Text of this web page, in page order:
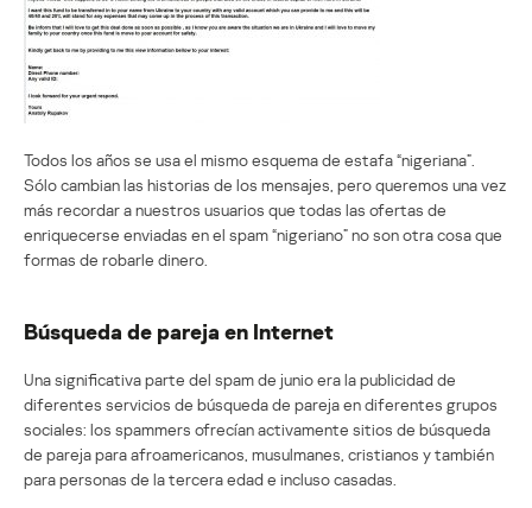
Todos los años se usa el mismo esquema de estafa “nigeriana”.
Sólo cambian las historias de los mensajes, pero queremos una vez
más recordar a nuestros usuarios que todas las ofertas de
enriquecerse enviadas en el spam “nigeriano” no son otra cosa que
formas de robarle dinero.
Búsqueda de pareja en Internet
Una significativa parte del spam de junio era la publicidad de
diferentes servicios de búsqueda de pareja en diferentes grupos
sociales: los spammers ofrecían activamente sitios de búsqueda
de pareja para afroamericanos, musulmanes, cristianos y también
para personas de la tercera edad e incluso casadas.